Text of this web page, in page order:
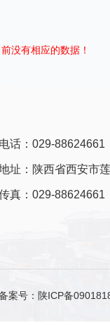
没有相应的数据！
电话：029-88624661
址：陕西省西安市
真：029-88624661
案号：陕ICP备